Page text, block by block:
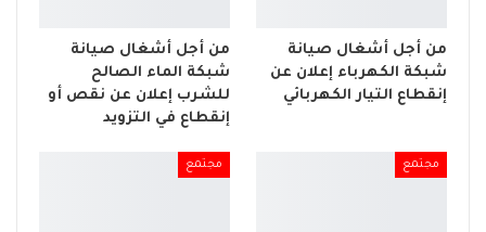
من أجل أشغال صيانة
شبكة الكهرباء إعلان عن
إنقطاع التيار الكهربائي
من أجل أشغال صيانة
شبكة الماء الصالح
للشرب إعلان عن نقص أو
إنقطاع في التزويد
مجتمع مجتمع